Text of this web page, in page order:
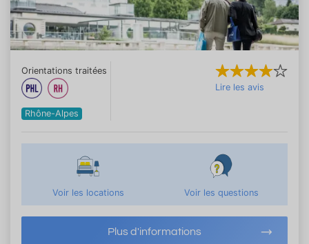
Orientations traitées
Rhône-Alpes
Lire les avis
Voir les locations Voir les questions
Plus d'informations